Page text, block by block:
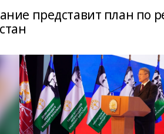
представит план по